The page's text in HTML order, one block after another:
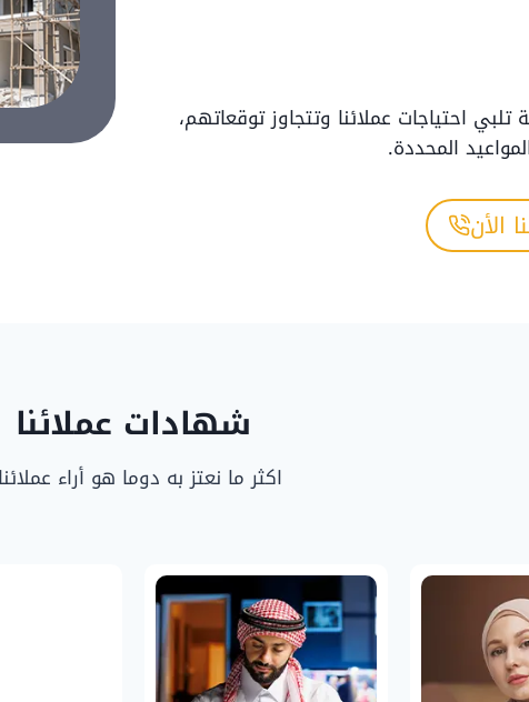
احتياجات عملائنا وتتجاوز توقعاتهم،
المحددة.
الأن
شهادات عملائنا
اكثر ما نعتز به دوما هو أراء